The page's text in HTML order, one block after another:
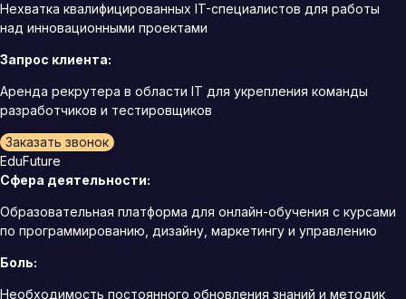
Нехватка квалифицированных IT-специалистов для работы
над инновационными проектами
Запрос клиента:
Аренда рекрутера в области IT для укрепления команды
разработчиков и тестировщиков
Заказать звонок
EduFuture
Сфера деятельности:
Образовательная платформа для онлайн-обучения с курсами
по программированию, дизайну, маркетингу и управлению
Боль:
Необходимость постоянного обновления знаний и методик